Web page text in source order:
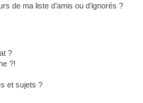
de ma liste d’amis ou d’ignorés ?
?
?!
et sujets ?